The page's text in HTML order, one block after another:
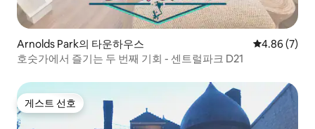
Arnolds Park의 타운하우스 평점 4.86점
4.86 (7)
호숫가에서 즐기는 두 번째 기회 - 센트럴파크 D21
게스트 선호
게스트 선호